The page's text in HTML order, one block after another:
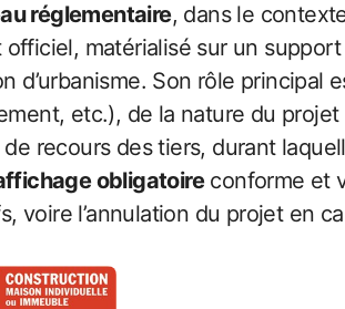
réglementaire, dans le
matérialisé sur un
d’urbanisme. Son rôle
etc.), de la nature du
recours des tiers, durant
obligatoireconforme et
voire l’annulation du projet en